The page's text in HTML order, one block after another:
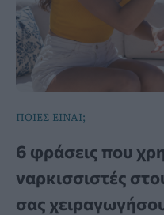
ΠΟΙΕΣ ΕΙΝΑΙ;
6 φράσεις που
ναρκισσιστές
σας